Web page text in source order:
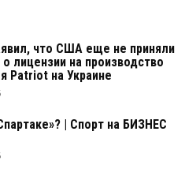
что США еще не приняли
лицензии на производство
Patriot на Украине
| Спорт на БИЗНЕС